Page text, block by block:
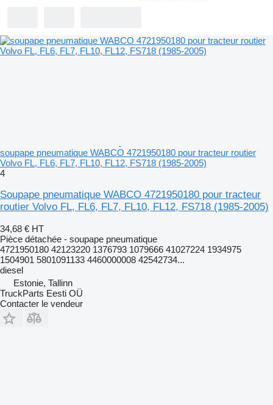
soupape pneumatique WABCO 4721950180 pour tracteur routier
Volvo FL, FL6, FL7, FL10, FL12, FS718 (1985-2005)
4
Soupape pneumatique WABCO 4721950180 pour tracteur
routier Volvo FL, FL6, FL7, FL10, FL12, FS718 (1985-2005)
34,68 € HT
Pièce détachée - soupape pneumatique
4721950180 42123220 1376793 1079666 41027224 1934975
1504901 5801091133 4460000008 42542734...
diesel
Estonie, Tallinn
TruckParts Eesti OÜ
Contacter le vendeur